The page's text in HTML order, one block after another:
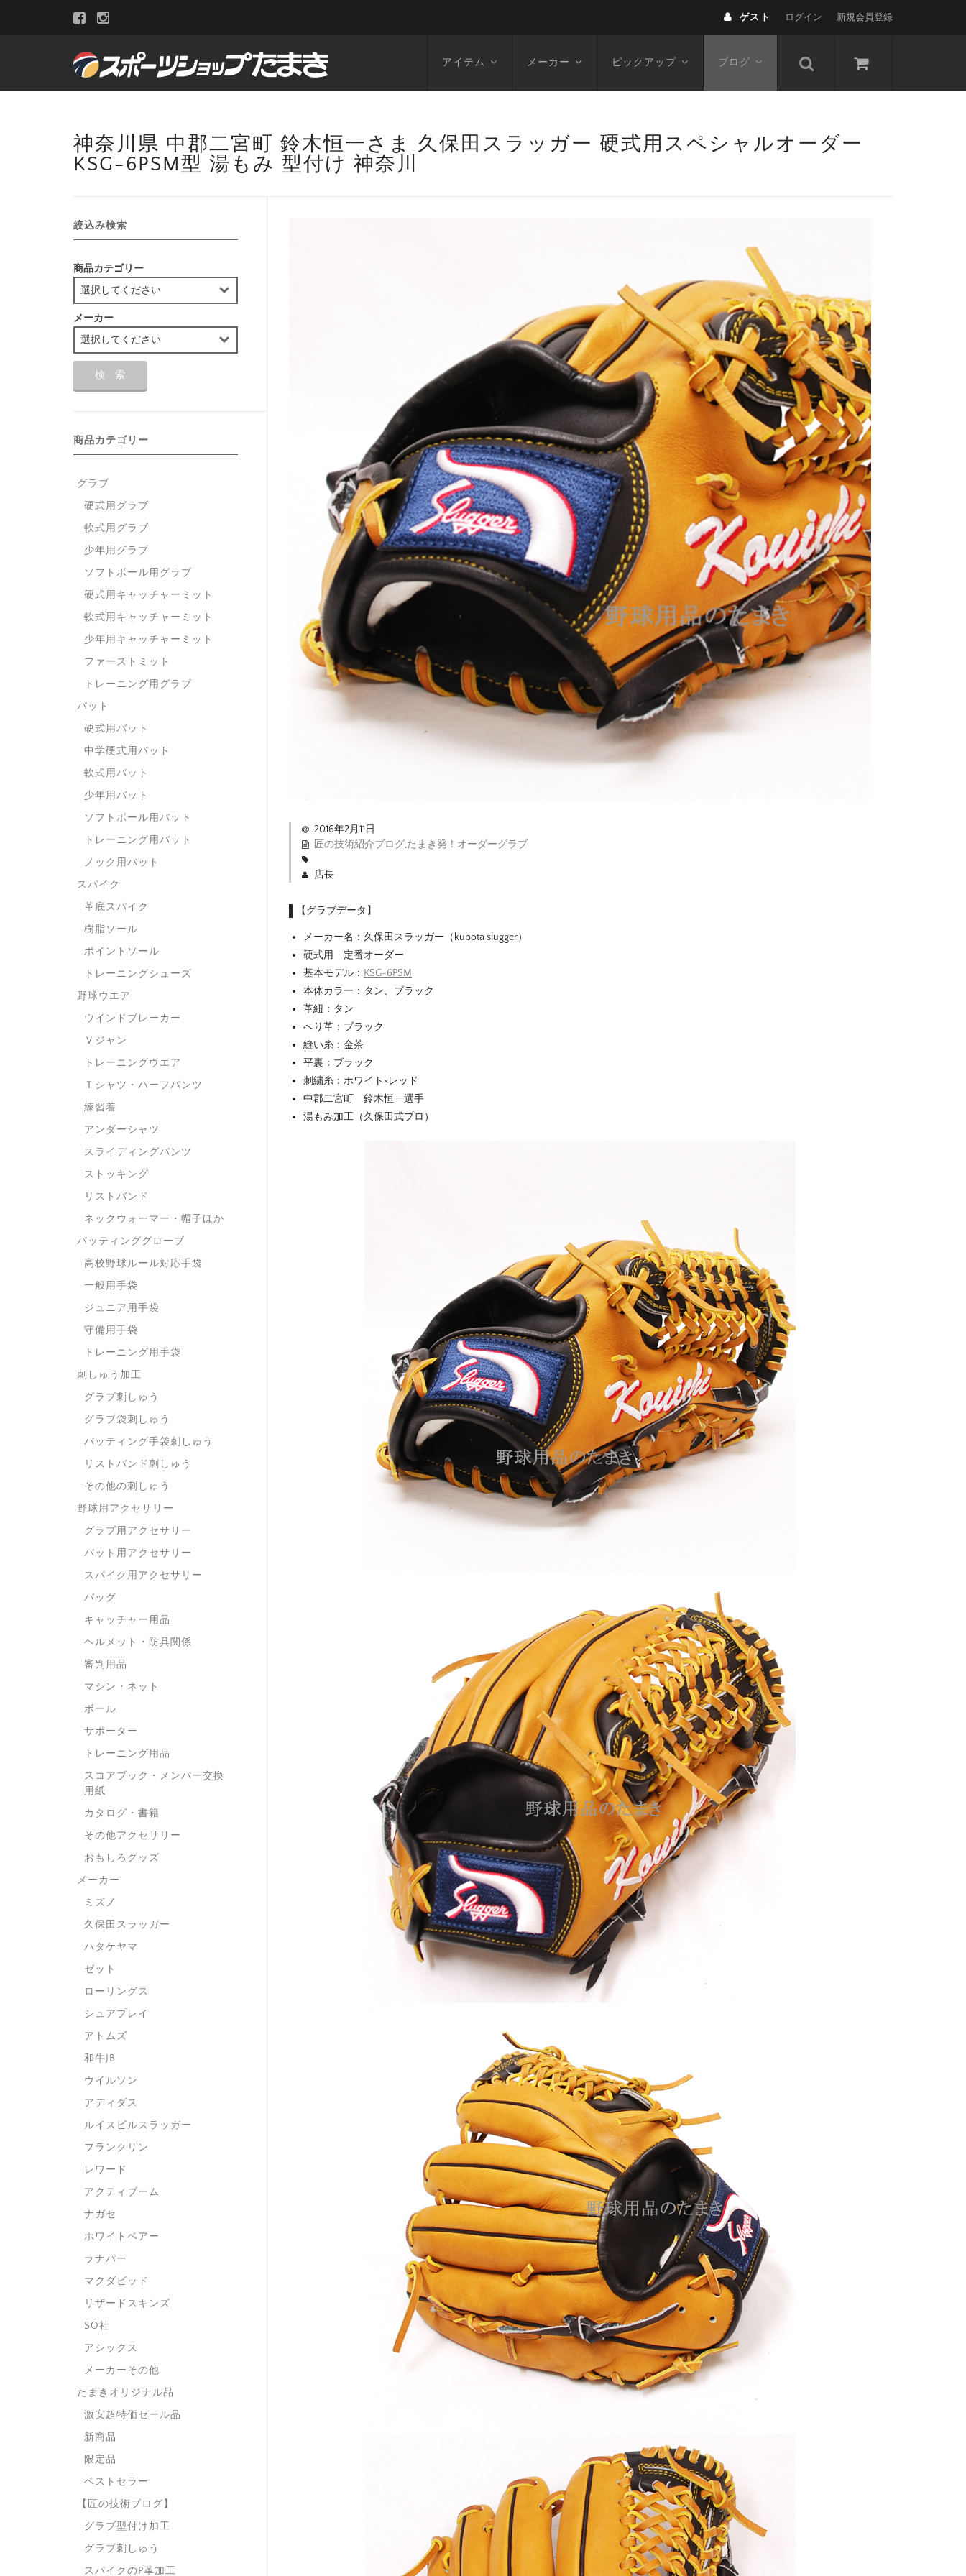
ゲスト ログイン 新規会員登録
アイテム メーカー ピックアップ ブログ
神奈川県 中郡二宮町 鈴木恒一さま 久保田スラッガー 硬式用スペシャルオーダー
KSG-6PSM型 湯もみ 型付け 神奈川
2016年2月11日
匠の技術紹介ブログ,たまき発！オーダーグラブ
店長
【グラブデータ】
メーカー名：久保田スラッガー（kubota slugger）
硬式用 定番オーダー
基本モデル： KSG-6PSM
本体カラー：タン、ブラック
革紐：タン
へり革：ブラック
縫い糸：金茶
平裏：ブラック
刺繍糸：ホワイト×レッド
中郡二宮町 鈴木恒一選手
湯もみ加工（久保田式プロ）
絞込み検索
商品カテゴリー
メーカー
商品カテゴリー
グラブ
硬式用グラブ
軟式用グラブ
少年用グラブ
ソフトボール用グラブ
硬式用キャッチャーミット
軟式用キャッチャーミット
少年用キャッチャーミット
ファーストミット
トレーニング用グラブ
バット
硬式用バット
中学硬式用バット
軟式用バット
少年用バット
ソフトボール用バット
トレーニング用バット
ノック用バット
スパイク
革底スパイク
樹脂ソール
ポイントソール
トレーニングシューズ
野球ウエア
ウインドブレーカー
Ｖジャン
トレーニングウエア
Ｔシャツ・ハーフパンツ
練習着
アンダーシャツ
スライディングパンツ
ストッキング
リストバンド
ネックウォーマー・帽子ほか
バッティンググローブ
高校野球ルール対応手袋
一般用手袋
ジュニア用手袋
守備用手袋
トレーニング用手袋
刺しゅう加工
グラブ刺しゅう
グラブ袋刺しゅう
バッティング手袋刺しゅう
リストバンド刺しゅう
その他の刺しゅう
野球用アクセサリー
グラブ用アクセサリー
バット用アクセサリー
スパイク用アクセサリー
バッグ
キャッチャー用品
ヘルメット・防具関係
審判用品
マシン・ネット
ボール
サポーター
トレーニング用品
スコアブック・メンバー交換
用紙
カタログ・書籍
その他アクセサリー
おもしろグッズ
メーカー
ミズノ
久保田スラッガー
ハタケヤマ
ゼット
ローリングス
シュアプレイ
アトムズ
和牛JB
ウイルソン
アディダス
ルイスビルスラッガー
フランクリン
レワード
アクティブーム
ナガセ
ホワイトベアー
ラナパー
マクダビッド
リザードスキンズ
SO社
アシックス
メーカーその他
たまきオリジナル品
激安超特価セール品
新商品
限定品
ベストセラー
【匠の技術ブログ】
グラブ型付け加工
グラブ刺しゅう
スパイクのP革加工